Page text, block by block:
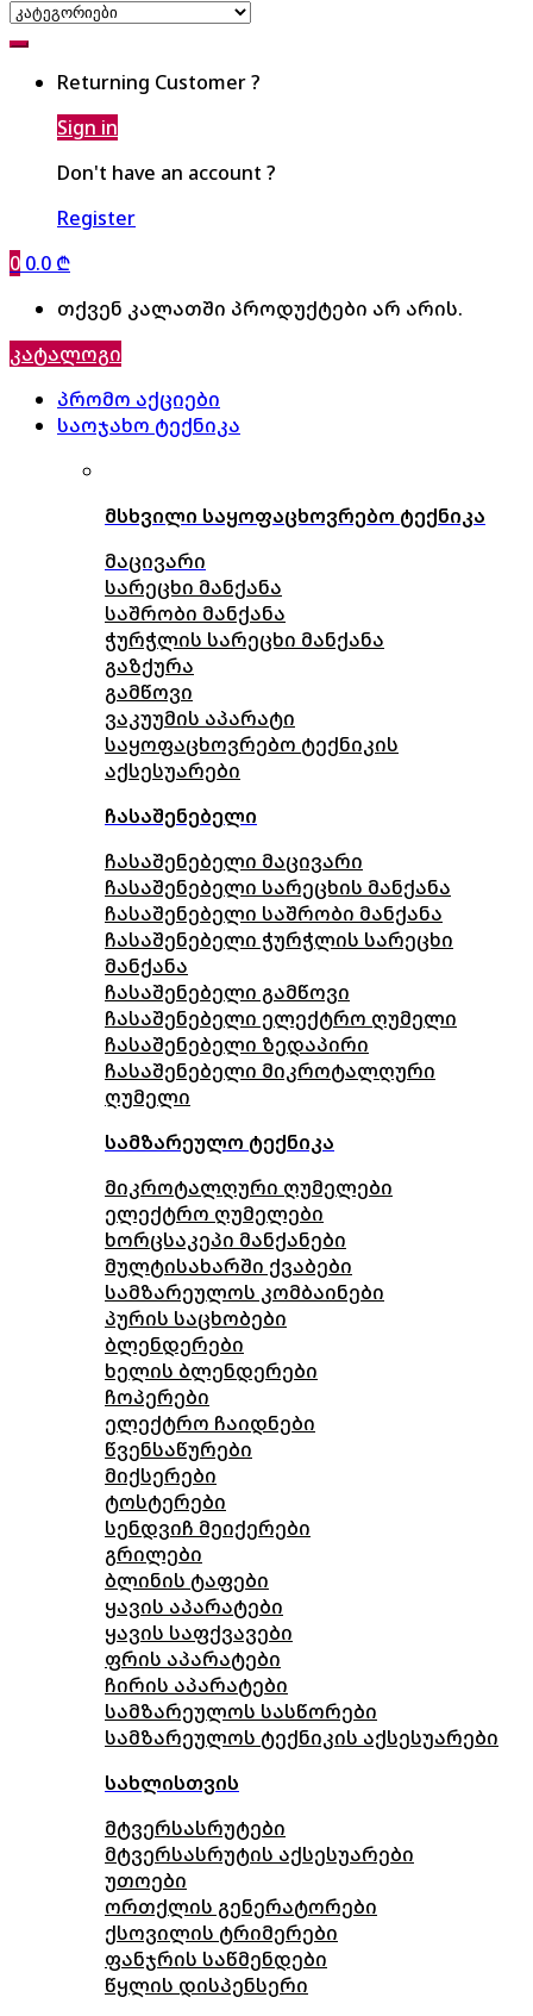
Returning Customer ?
Sign in
Don't have an account ?
Register
0 0.0 ₾
თქვენ კალათში პროდუქტები არ არის.
კატალოგი
პრომო აქციები
საოჯახო ტექნიკა
მსხვილი საყოფაცხოვრებო ტექნიკა
მაცივარი
სარეცხი მანქანა
საშრობი მანქანა
ჭურჭლის სარეცხი მანქანა
გაზქურა
გამწოვი
ვაკუუმის აპარატი
საყოფაცხოვრებო ტექნიკის
აქსესუარები
ჩასაშენებელი
ჩასაშენებელი მაცივარი
ჩასაშენებელი სარეცხის მანქანა
ჩასაშენებელი საშრობი მანქანა
ჩასაშენებელი ჭურჭლის სარეცხი
მანქანა
ჩასაშენებელი გამწოვი
ჩასაშენებელი ელექტრო ღუმელი
ჩასაშენებელი ზედაპირი
ჩასაშენებელი მიკროტალღური
ღუმელი
სამზარეულო ტექნიკა
მიკროტალღური ღუმელები
ელექტრო ღუმელები
ხორცსაკეპი მანქანები
მულტისახარში ქვაბები
სამზარეულოს კომბაინები
პურის საცხობები
ბლენდერები
ხელის ბლენდერები
ჩოპერები
ელექტრო ჩაიდნები
წვენსაწურები
მიქსერები
ტოსტერები
სენდვიჩ მეიქერები
გრილები
ბლინის ტაფები
ყავის აპარატები
ყავის საფქვავები
ფრის აპარატები
ჩირის აპარატები
სამზარეულოს სასწორები
სამზარეულოს ტექნიკის აქსესუარები
სახლისთვის
მტვერსასრუტები
მტვერსასრუტის აქსესუარები
უთოები
ორთქლის გენერატორები
ქსოვილის ტრიმერები
ფანჯრის საწმენდები
წყლის დისპენსერი